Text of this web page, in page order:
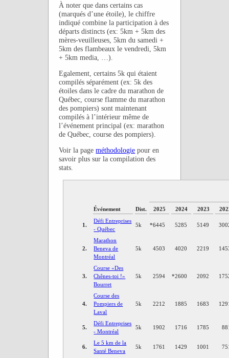
À noter que dans certains cas
(marqués d’une étoile), le chiffre
indiqué combine la participation à des
départs distincts (ex: 5km + 5km des
mères-veuilleuses, 5km du samedi +
5km des flambeaux le vendredi, 5km
+ 5km media, …).
Egalement, certains 5k qui étaient
compilés séparément (ex: 5k des
étoiles dans le cadre du marathon de
Québec, course flamme du marathon
des pompiers) sont maintenant
compilés à l’intérieur même de
l’événement principal (ex: marathon
de Québec, course des pompiers).
Voir la pageméthodologie pour en
savoir plus sur la compilation des
stats.
Événement Dist. 2025 2024 2023
1.
Défi Entreprises
- Québec
5k *6445 5285 5149
2.
Marathon
Beneva de
Montréal
5k 4503 4020 2219
3.
Course «Des
Chênes-toi !»
Bourret
5k 2594 *2600 2092
4.
Course des
Pompiers de
Laval
5k 2212 1885 1683
5.
Défi Entreprises
- Montréal
5k 1902 1716 1785
6.
Le 5 km de la
Santé Beneva
5k 1761 1429 1001